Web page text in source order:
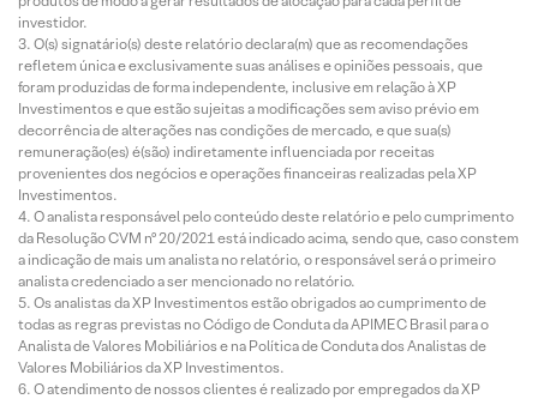
investidor.
O(s) signatário(s) deste relatório declara(m) que as recomendações
refletem única e exclusivamente suas análises e opiniões pessoais, que
foram produzidas de forma independente, inclusive em relação à XP
Investimentos e que estão sujeitas a modificações sem aviso prévio em
decorrência de alterações nas condições de mercado, e que sua(s)
remuneração(es) é(são) indiretamente influenciada por receitas
provenientes dos negócios e operações financeiras realizadas pela XP
Investimentos.
O analista responsável pelo conteúdo deste relatório e pelo cumprimento
da Resolução CVM nº 20/2021 está indicado acima, sendo que, caso constem
a indicação de mais um analista no relatório, o responsável será o primeiro
analista credenciado a ser mencionado no relatório.
Os analistas da XP Investimentos estão obrigados ao cumprimento de
todas as regras previstas no Código de Conduta da APIMEC Brasil para o
Analista de Valores Mobiliários e na Política de Conduta dos Analistas de
Valores Mobiliários da XP Investimentos.
O atendimento de nossos clientes é realizado por empregados da XP